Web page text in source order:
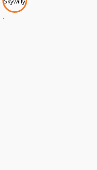
.